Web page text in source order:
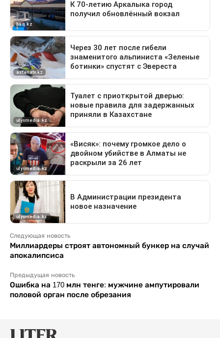
Следующая новость
Миллиардеры строят автономный бункер на случай
апокалипсиса
Предыдущая новость
Ошибка на 170 млн тенге: мужчине ампутировали
половой орган после обрезания